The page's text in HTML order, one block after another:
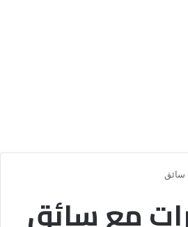
سائق
مع سائق